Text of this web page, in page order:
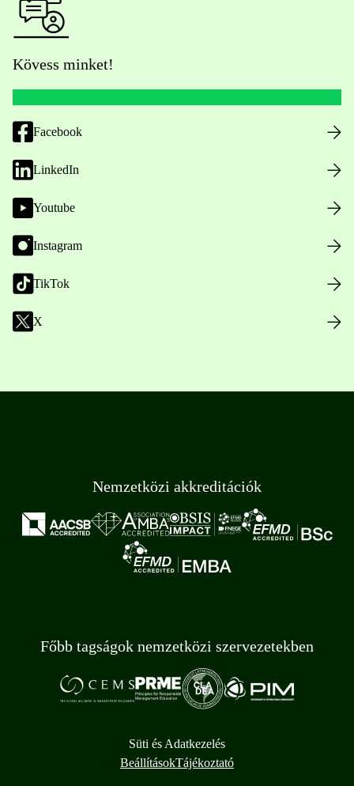
Kövess minket!
Facebook
LinkedIn
Youtube
Instagram
TikTok
X
Nemzetközi akkreditációk
Főbb tagságok nemzetközi szervezetekben
Süti és Adatkezelés
BeállításokTájékoztató